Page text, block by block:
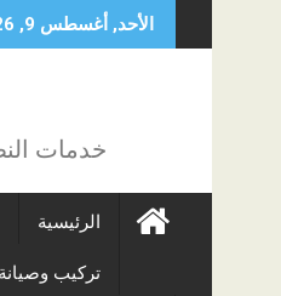
to
الأحد, أغسطس 9, 2026
خدمات
الرئيسية
تركيب